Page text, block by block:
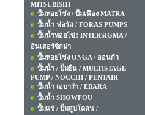
MITSUBISHI
ปั้มหอยโข่ง / ปั้มเฟือง MATRA
ปั้มน้ำ ฟอรัส / FORAS PUMPS
ปั้มน้ำหอยโข่ง INTERSIGMA /
อินเตอร์ซิกม่า
ปั๊มหอยโข่ง ONGA / ออนก้า
ปั้มน้ำ / ปั้มยืน / MULTISTAGE
PUMP / NOCCHI / PENTAIR
ปั๊มน้ำ เอบาร่า / EBARA
ปั้มน้ำ SHOWFOU
ปั้มแช่ / ปั้มสูบโคลน /